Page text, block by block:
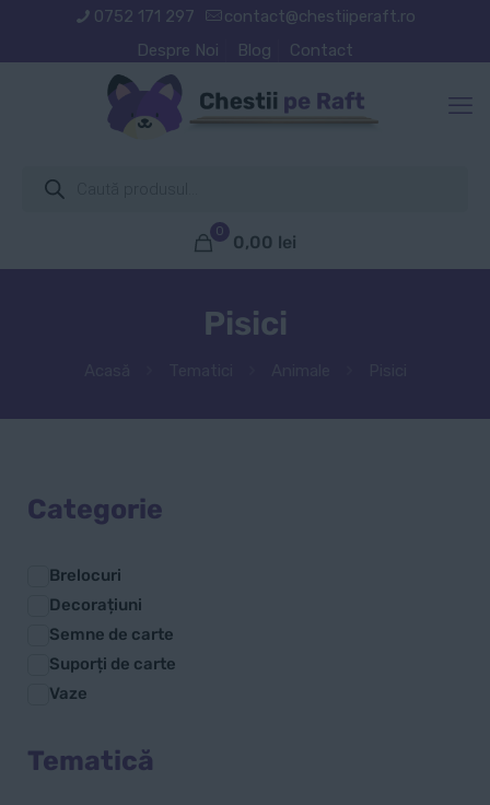
0752 171 297
contact@chestiiperaft.ro
Despre Noi
Blog Contact
search
0
0,00 lei
Pisici
Categorie
Brelocuri
Decorațiuni
Semne de carte
Suporți de carte
Vaze
Tematică